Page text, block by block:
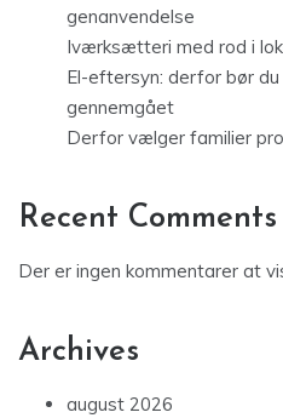
genanvendelse
Iværksætteri med rod i
El-eftersyn: derfor bør
gennemgået
Derfor vælger familier
Recent Comments
Der er ingen kommentarer at
Archives
august 2026